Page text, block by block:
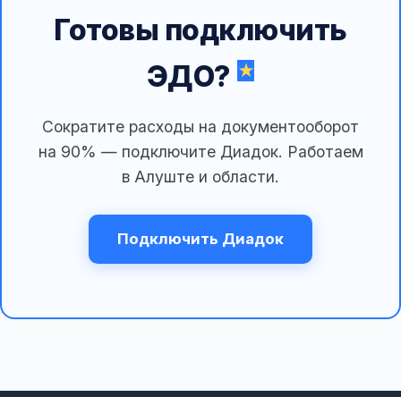
Готовы подключить
ЭДО?
Сократите расходы на документооборот
на 90% — подключите Диадок. Работаем
в Алуште и области.
Подключить Диадок